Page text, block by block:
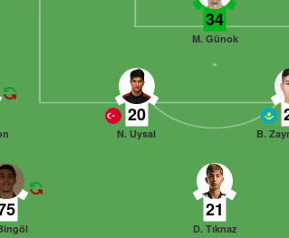
34
M. Günok
B.
20
N. Uysal
21
D. Tıknaz